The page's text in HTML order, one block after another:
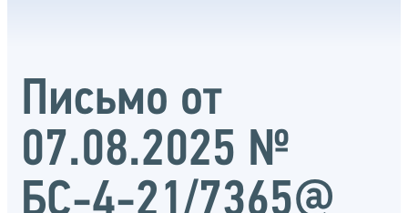
Письмо от
07.08.2025 №
БС-4-21/7365@